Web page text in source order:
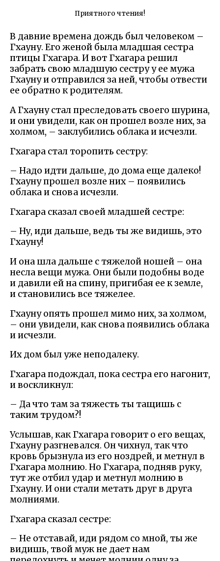
Приятного чтения!
В давние времена дождь был человеком –
Гхауну. Его женой была младшая сестра
птицы Гхагара. И вот Гхагара решил
забрать свою младшую сестру у ее мужа
Гхауну и отправился за ней, чтобы отвести
ее обратно к родителям.
А Гхауну стал преследовать своего шурина,
и они увидели, как он прошел возле них, за
холмом, – заклубились облака и исчезли.
Гхагара стал торопить сестру:
– Надо идти дальше, до дома еще далеко!
Гхауну прошел возле них – появились
облака и снова исчезли.
Гхагара сказал своей младшей сестре:
– Ну, иди дальше, ведь ты же видишь, это
Гхауну!
И она шла дальше с тяжелой ношей – она
несла вещи мужа. Они были подобны воде
и давили ей на спину, пригибая ее к земле,
и становились все тяжелее.
Гхауну опять прошел мимо них, за холмом,
– они увидели, как снова появились облака
и исчезли.
Их дом был уже неподалеку.
Гхагара подождал, пока сестра его нагонит,
и воскликнул:
– Да что там за тяжесть ты тащишь с
таким трудом?!
Услышав, как Гхагара говорит о его вещах,
Гхауну разгневался. Он чихнул, так что
кровь брызнула из его ноздрей, и метнул в
Гхагара молнию. Но Гхагара, подняв руку,
тут же отбил удар и метнул молнию в
Гхауну. И они стали метать друг в друга
молниями.
Гхагара сказал сестре:
– Не отставай, иди рядом со мной, ты же
видишь, твой муж не дает нам